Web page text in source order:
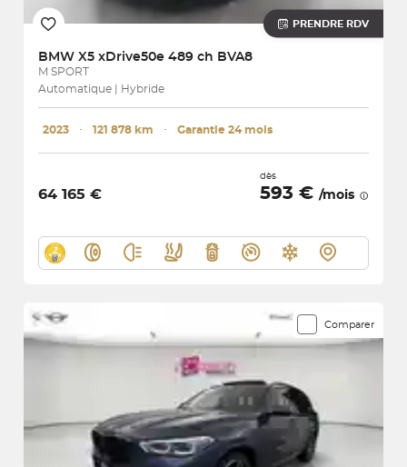
PRENDRE RDV
BMW X5 xDrive50e 489 ch BVA8
M SPORT
Automatique | Hybride
2023 ･ 121 878 km ･ Garantie 24 mois
64 165 €
dès
593 € /mois
Comparer